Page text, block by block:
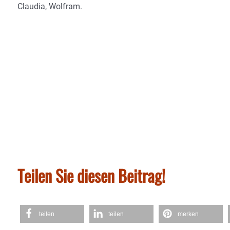
Claudia, Wolfram.
Teilen Sie diesen Beitrag!
teilen teilen merken